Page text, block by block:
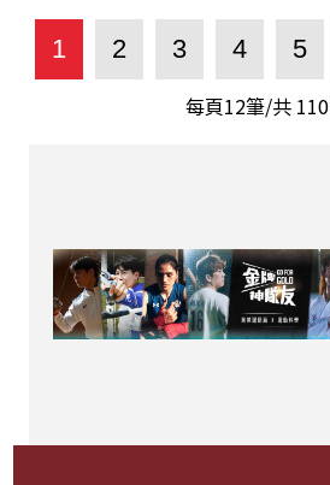
1 2 3 4 5
每頁12筆/共 110